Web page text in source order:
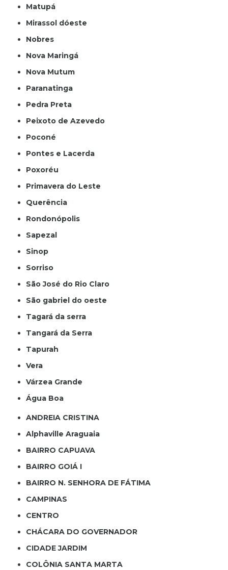
Matupá
Mirassol dóeste
Nobres
Nova Maringá
Nova Mutum
Paranatinga
Pedra Preta
Peixoto de Azevedo
Poconé
Pontes e Lacerda
Poxoréu
Primavera do Leste
Querência
Rondonópolis
Sapezal
Sinop
Sorriso
São José do Rio Claro
São gabriel do oeste
Tagará da serra
Tangará da Serra
Tapurah
Vera
Várzea Grande
Água Boa
ANDREIA CRISTINA
Alphaville Araguaia
BAIRRO CAPUAVA
BAIRRO GOIÁ I
BAIRRO N. SENHORA DE FÁTIMA
CAMPINAS
CENTRO
CHÁCARA DO GOVERNADOR
CIDADE JARDIM
COLÔNIA SANTA MARTA